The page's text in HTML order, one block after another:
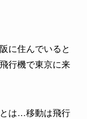
に住んでいると
行機で東京に来
は…移動は飛行